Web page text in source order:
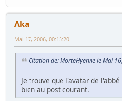
Aka
Mai 17, 2006, 00:15:20
Citation de: MorteHyenne le Mai
Je trouve que l'avatar de
bien au post courant.